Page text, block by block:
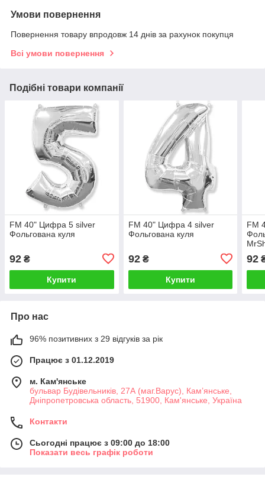
Умови повернення
Повернення товару впродовж 14 днів за рахунок покупця
Всі умови повернення
Подібні товари компанії
FM 40" Цифра 5 silver
Фольгована куля
92 ₴
Купити
FM 40" Цифра 4 silver
Фольгована куля
92₴
Купити
FM
92
Про нас
96% позитивних з 29 відгуків за рік
Працює з 01.12.2019
м. Кам'янське
бульвар Будівельників, 27А (маг.Варус), Кам’янське,
Дніпропетровська область, 51900, Кам'янське, Україна
Контакти
Сьогодні працює з 09:00 до 18:00
Показати весь графік роботи